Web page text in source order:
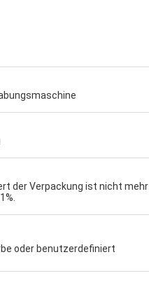
der Verpackung ist nicht mehr
oder benutzerdefiniert